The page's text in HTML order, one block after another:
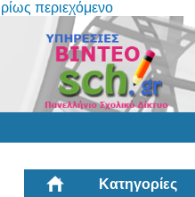
περιεχόμενο
Κατηγορίες